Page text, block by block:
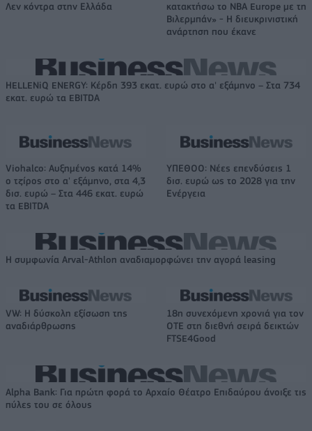
Λεν κόντρα στην Ελλάδα
κατακτήσω το ΝΒΑ Europe με τη
Βιλερμπάν» - Η διευκρινιστική
ανάρτηση που έκανε
HELLENiQ ENERGY: Κέρδη 393 εκατ. ευρώ στο α' εξάμηνο – Στα 734
εκατ. ευρώ τα EBITDA
Viohalco: Αυξημένος κατά 14%
ο τζίρος στο α' εξάμηνο, στα 4,3
δισ. ευρώ – Στα 446 εκατ. ευρώ
τα EBITDA
ΥΠΕΘΟΟ: Νέες επενδύσεις 1
δισ. ευρώ ως το 2028 για την
Ενέργεια
Η συμφωνία Arval-Athlon αναδιαμορφώνει την αγορά leasing
VW: Η δύσκολη εξίσωση της
αναδιάρθρωσης
18η συνεχόμενη χρονιά για τον
ΟΤΕ στη διεθνή σειρά δεικτών
FTSE4Good
Alpha Bank: Για πρώτη φορά το Αρχαίο Θέατρο Επιδαύρου άνοιξε τις
πύλες του σε όλους